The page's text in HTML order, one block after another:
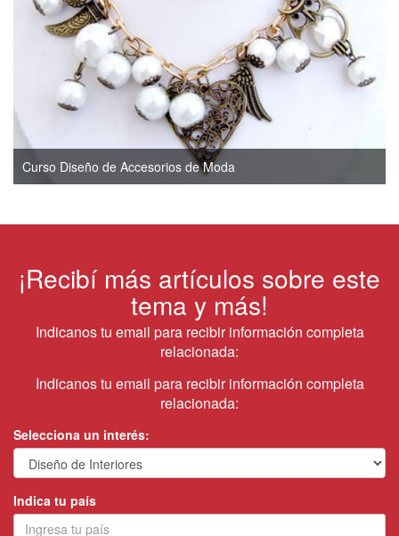
Curso Diseño de Accesorios de Moda
¡Recibí más artículos sobre este
tema y más!
Indicanos tu email para recibir información completa
relacionada:
Indicanos tu email para recibir información completa
relacionada:
Selecciona un interés:
Indica tu país